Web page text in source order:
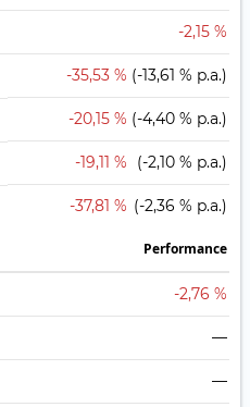
-2,15 %
-35,53 % (-13,61 % p.a.)
-20,15 % (-4,40 % p.a.)
-19,11 % (-2,10 % p.a.)
-37,81 % (-2,36 % p.a.)
Perfor­mance
-2,76 %
—
—